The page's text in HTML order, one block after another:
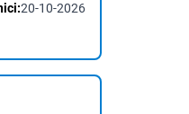
20-10-2026